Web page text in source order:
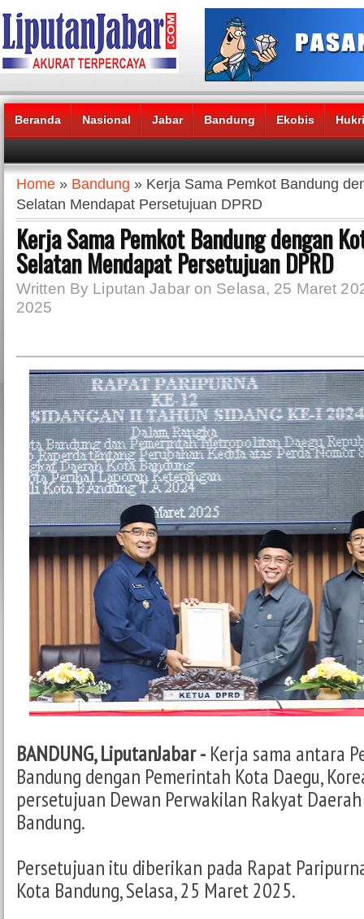
Beranda Nasional Jabar Bandung Ekobis
Headlines News :
Home » Bandung » Kerja Sama Pemkot Bandung
Selatan Mendapat Persetujuan DPRD
Kerja Sama Pemkot Bandung dengan
Selatan Mendapat Persetujuan DPRD
Written By Liputan Jabar on Selasa, 25 Maret
2025
BANDUNG, LiputanJabar - Kerja sama antara
Bandung dengan Pemerintah Kota Daegu,
persetujuan Dewan Perwakilan Rakyat Daerah
Bandung.
Persetujuan itu diberikan pada Rapat
Kota Bandung, Selasa, 25 Maret 2025.